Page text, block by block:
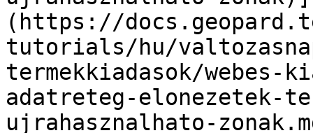
(https://
tutorials/hu/
termekkiadasok/webes-
adatreteg-elonezetek-
ujrahasznalhato-